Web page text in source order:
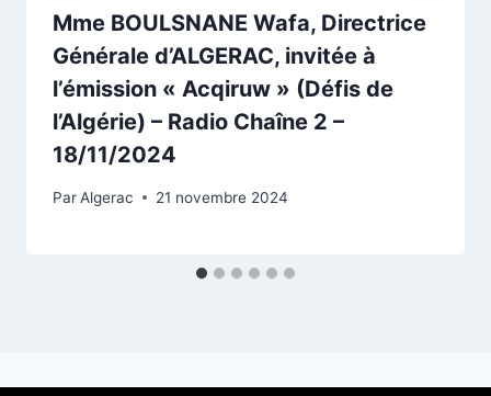
Mme BOULSNANE Wafa, Directrice
Générale d’ALGERAC, invitée à
l’émission « Acqiruw » (Défis de
l’Algérie) – Radio Chaîne 2 –
18/11/2024
ParAlgerac 21 novembre 2024